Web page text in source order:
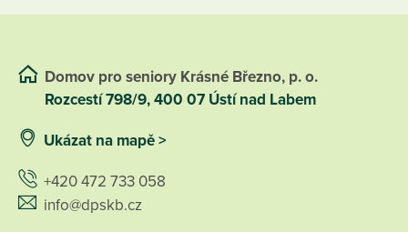
Domov pro seniory Krásné Březno, p. o.
Rozcestí 798/9, 400 07 Ústí nad Labem
Ukázat na mapě >
+420 472 733 058
info@dpskb.cz